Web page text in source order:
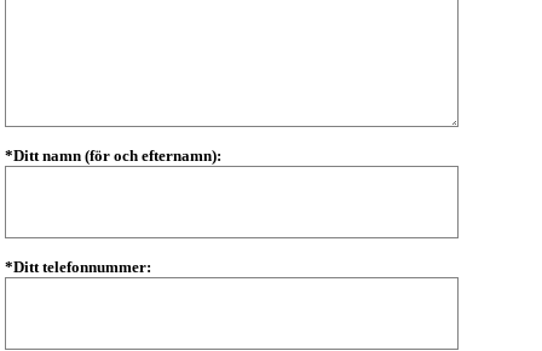
*Ditt namn (för och efternamn):
*Ditt telefonnummer: